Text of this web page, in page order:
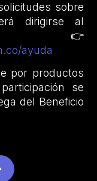
sobre
dirigirse al
👉
ayuda
por productos
se
del Beneficio